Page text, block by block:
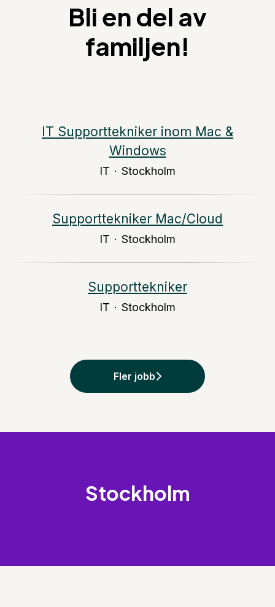
Bli en del av
familjen!
IT Supporttekniker inom Mac &
Windows
IT · Stockholm
Supporttekniker Mac/Cloud
IT · Stockholm
Supporttekniker
IT · Stockholm
Fler jobb
Stockholm